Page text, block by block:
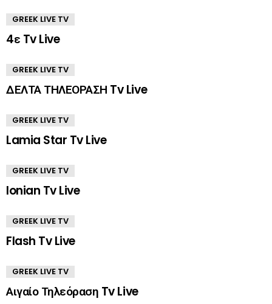
GREEK LIVE TV
4ε Tv Live
GREEK LIVE TV
ΔΕΛΤΑ ΤΗΛΕΟΡΑΣΗ Tv Live
GREEK LIVE TV
Lamia Star Tv Live
GREEK LIVE TV
Ionian Tv Live
GREEK LIVE TV
Flash Tv Live
GREEK LIVE TV
Αιγαίο Τηλεόραση Tv Live